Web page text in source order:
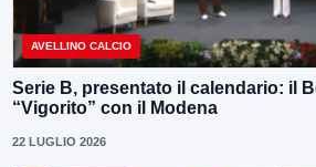
AVELLINO CALCIO
Serie B, presentato il calendario: il
“Vigorito” con il Modena
22 LUGLIO 2026